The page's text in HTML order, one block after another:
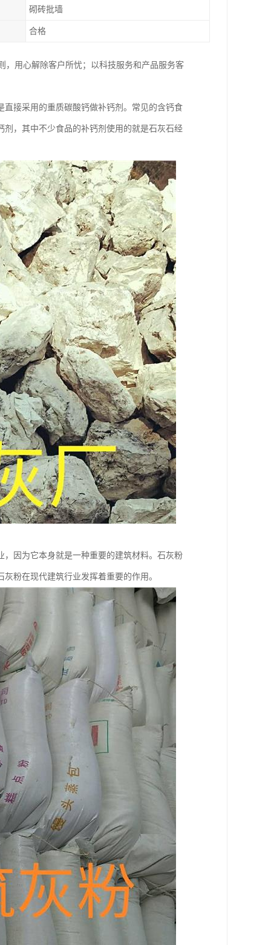
砌砖批墙
合格
，用心解除客户所忧；以科技服务和产品服务客
接采用的重质碳酸钙做补钙剂。常见的含钙食
，其中不少食品的补钙剂使用的就是石灰石经
因为它本身就是一种重要的建筑材料。石灰粉
粉在现代建筑行业发挥着重要的作用。